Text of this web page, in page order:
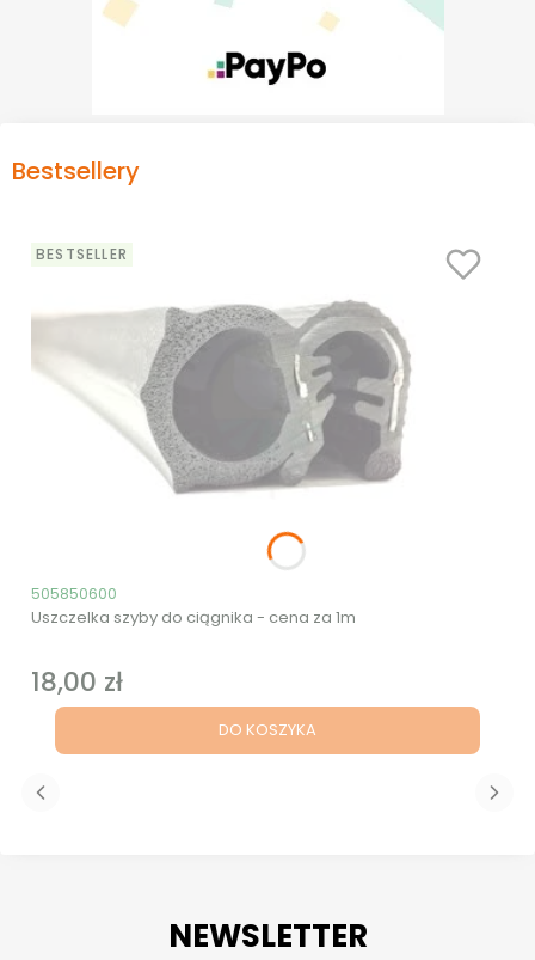
Bestsellery
BESTSELLER
Kod produktu
505850600
Uszczelka szyby do ciągnika - cena za 1m
Cena
18,00 zł
DO KOSZYKA
NEWSLETTER